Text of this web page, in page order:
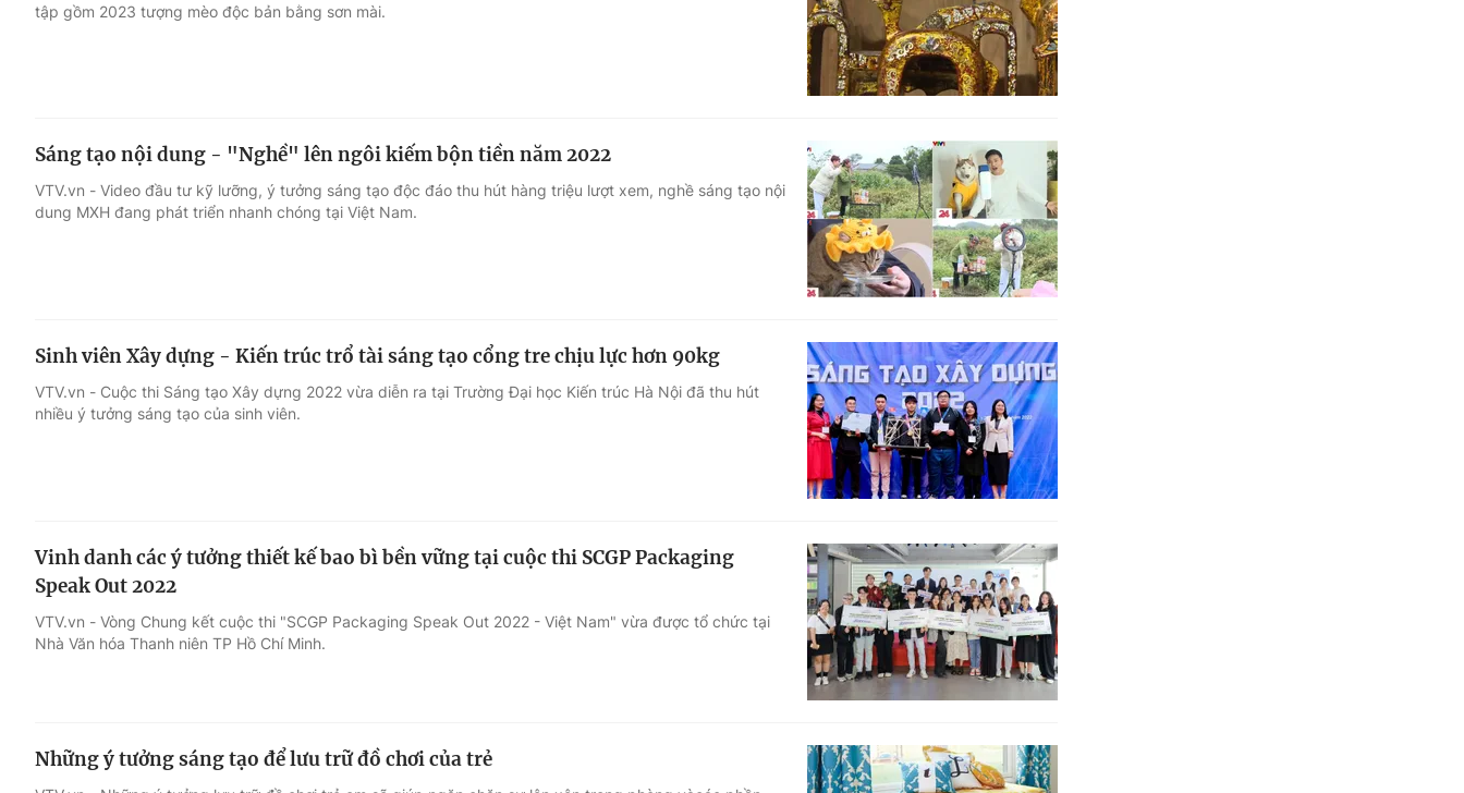
tập gồm 2023 tượng mèo độc bản bằng sơn mài.
Sáng tạo nội dung - "Nghề" lên ngôi kiếm bộn tiền năm 2022
VTV.vn - Video đầu tư kỹ lưỡng, ý tưởng sáng tạo độc đáo thu hút hàng triệu lượt xem, nghề sáng tạo nội
dung MXH đang phát triển nhanh chóng tại Việt Nam.
Sinh viên Xây dựng - Kiến trúc trổ tài sáng tạo cổng tre chịu lực hơn 90kg
VTV.vn - Cuộc thi Sáng tạo Xây dựng 2022 vừa diễn ra tại Trường Đại học Kiến trúc Hà Nội đã thu hút
nhiều ý tưởng sáng tạo của sinh viên.
Vinh danh các ý tưởng thiết kế bao bì bền vững tại cuộc thi SCGP Packaging
Speak Out 2022
VTV.vn - Vòng Chung kết cuộc thi "SCGP Packaging Speak Out 2022 - Việt Nam" vừa được tổ chức tại
Nhà Văn hóa Thanh niên TP Hồ Chí Minh.
Những ý tưởng sáng tạo để lưu trữ đồ chơi của trẻ